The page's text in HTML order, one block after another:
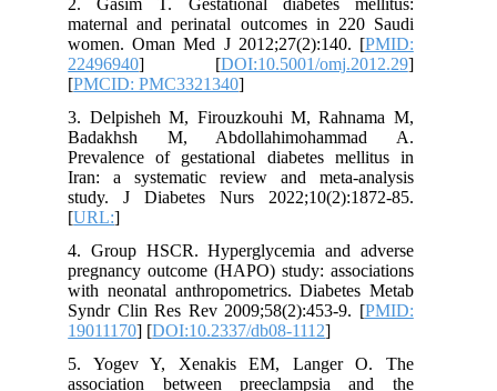
2. Gasim T. Gestational diabetes mellitus:
maternal and perinatal outcomes in 220 Saudi
women. Oman Med J 2012;27(2):140. [PMID:
22496940
] [DOI:10.5001/omj.2012.29
[PMCID: PMC3321340
3. Delpisheh M, Firouzkouhi M, Rahnama M,
Badakhsh M, Abdollahimohammad A.
Prevalence of gestational diabetes mellitus in
Iran: a systematic review and meta-analysis
study. J Diabetes Nurs 2022;10(2):1872-85.
[URL:
4. Group HSCR. Hyperglycemia and adverse
pregnancy outcome (HAPO) study: associations
with neonatal anthropometrics. Diabetes Metab
Syndr Clin Res Rev 2009;58(2):453-9. [PMID:
19011170] [DOI:10.2337/db08-1112
5. Yogev Y, Xenakis EM, Langer O. The
association between preeclampsia and the